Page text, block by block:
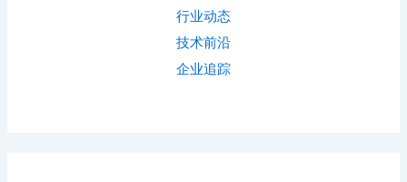
行业动态
技术前沿
企业追踪